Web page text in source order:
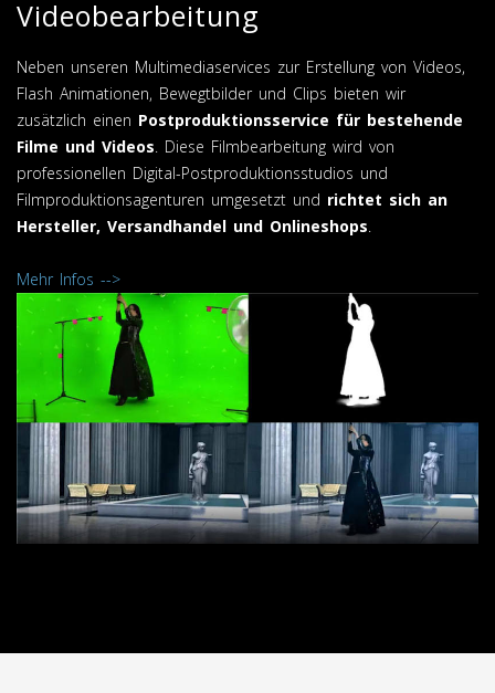
Videobearbeitung
Neben unseren Multimediaservices zur Erstellung von Videos,
Flash Animationen, Bewegtbilder und Clips bieten wir
zusätzlich einen Postproduktionsservice für bestehende
Filme und Videos . Diese Filmbearbeitung wird von
professionellen Digital-Postproduktionsstudios und
Filmproduktionsagenturen umgesetzt und richtet sich an
Hersteller, Versandhandel und Onlineshops
Mehr Infos -->